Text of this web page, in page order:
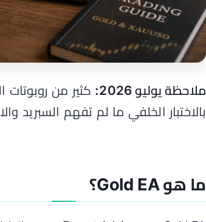
ملاحظة يوليو 2026:
كثير من
بالاختبار الخلفي ما لم تفهم السبريد
ما هو Gold EA؟